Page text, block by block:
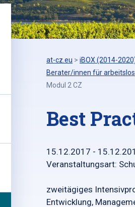
at-cz.eu > iBOX (2014-
Berater/innen für
Modul 2 CZ
Best
15.12.2017 -
Veranstaltungsart:
zweitägiges
Entwicklung,